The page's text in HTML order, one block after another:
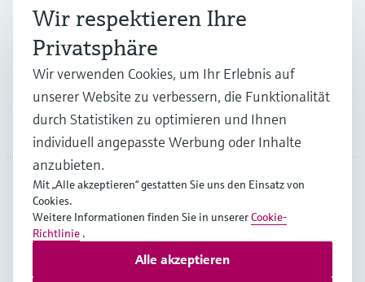
Branchen
Support
Unternehmen
AUT
Copyright © Endress+Hauser Group Services AG
Wir respektieren Ihre
Privatsphäre
Wir verwenden Cookies, um Ihr Erlebnis auf
unserer Website zu verbessern, die Funktionalität
durch Statistiken zu optimieren und Ihnen
individuell angepasste Werbung oder Inhalte
anzubieten.
Mit „Alle akzeptieren“ gestatten Sie uns den Einsatz von
Cookies.
Weitere Informationen finden Sie in unsererCookie-
Richtlinie .
Alle akzeptieren